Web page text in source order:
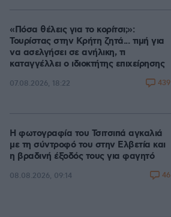
«Πόσα θέλεις για το κορίτσι;»:
Τουρίστας στην Κρήτη ζητά... τιμή για
να ασελγήσει σε ανήλικη, τι
καταγγέλλει ο ιδιοκτήτης επιχείρησης
07.08.2026, 18:22 439
Η φωτογραφία του Τσιτσιπά αγκαλιά
με τη σύντροφό του στην Ελβετία και
η βραδινή έξοδός τους για φαγητό
08.08.2026, 09:14 46